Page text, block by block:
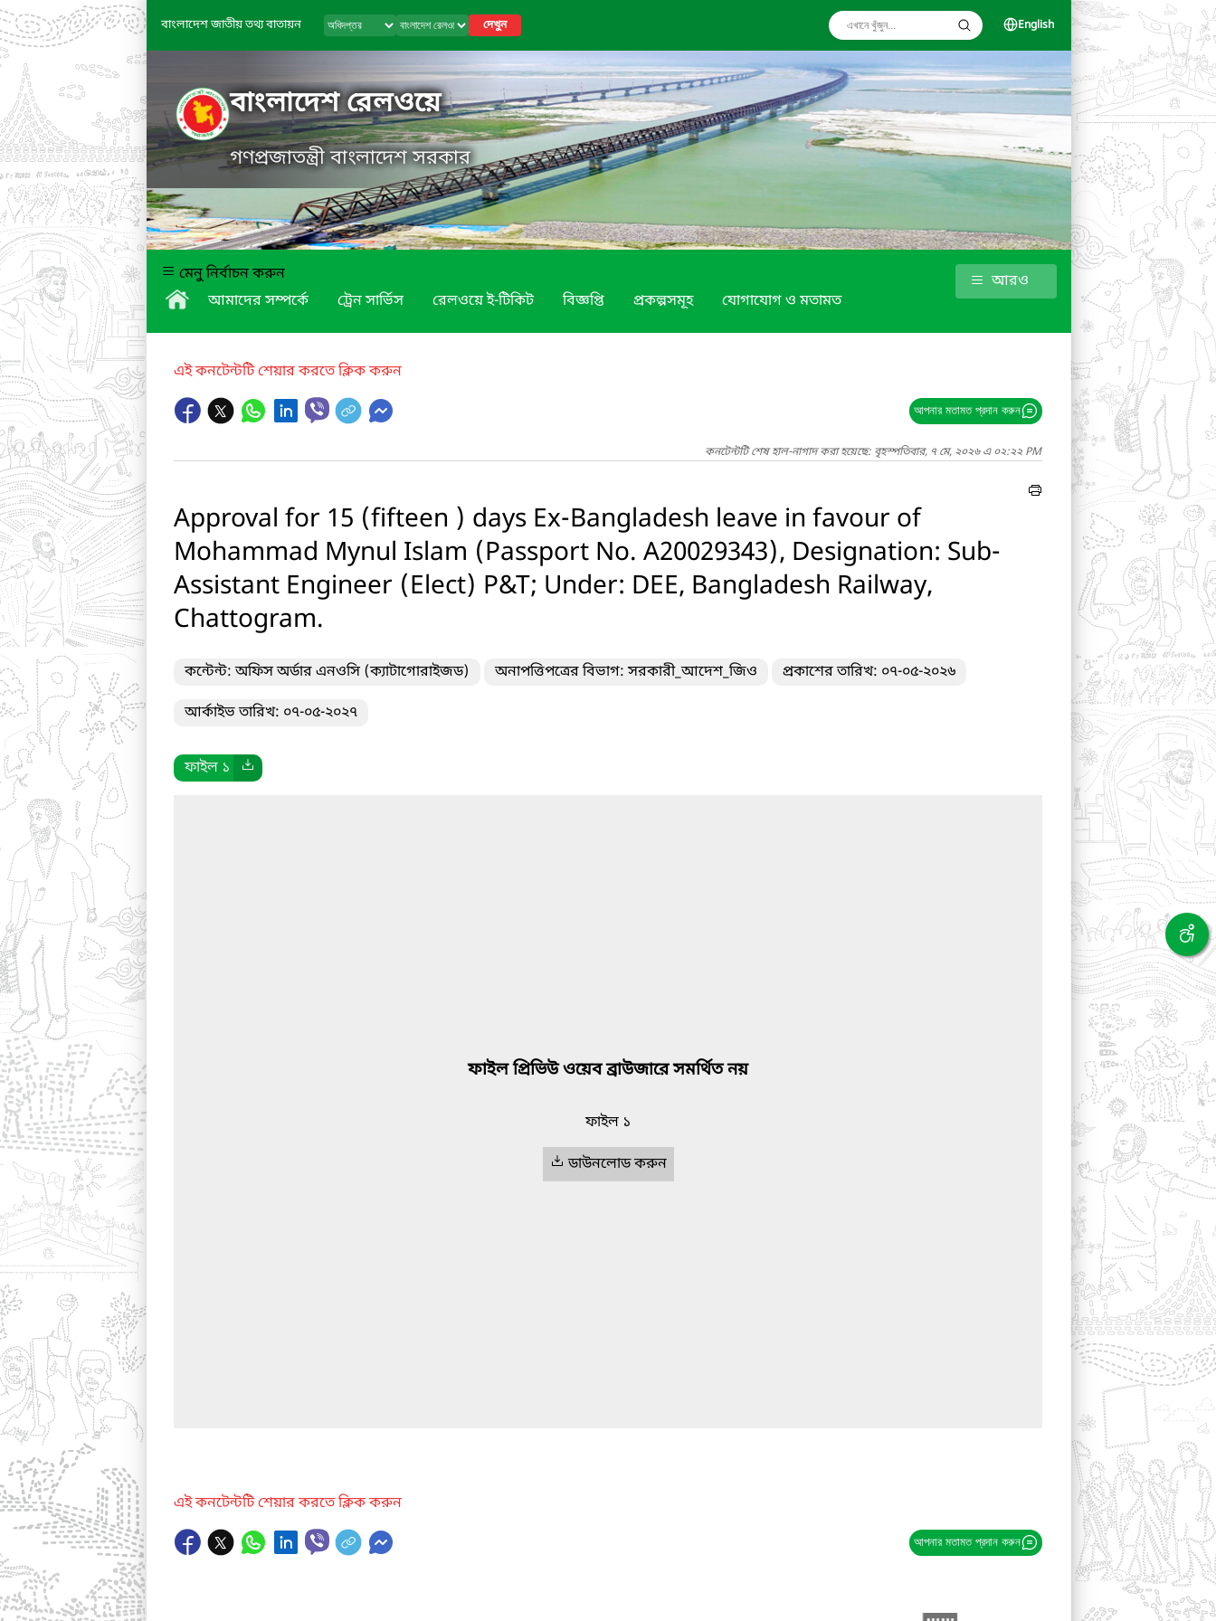
বাংলাদেশ জাতীয় তথ্য বাতায়ন দেখুন English
বাংলাদেশ রেলওয়ে
গণপ্রজাতন্ত্রী বাংলাদেশ সরকার
মেনু নির্বাচন করুন
আমাদের সম্পর্কে
ট্রেন সার্ভিস রেলওয়ে ই-টিকিট বিজ্ঞপ্তি প্রকল্পসমূহ যোগাযোগ ও মতামত
আরও
এই কনটেন্টটি শেয়ার করতে ক্লিক করুন
আপনার মতামত প্রদান করুন
কনটেন্টটি শেষ হাল-নাগাদ করা হয়েছে: বৃহস্পতিবার, ৭ মে, ২০২৬ এ ০২:২২ PM
Approval for 15 (fifteen ) days Ex-Bangladesh leave in favour of
Mohammad Mynul Islam (Passport No. A20029343), Designation: Sub-
Assistant Engineer (Elect) P&T; Under: DEE, Bangladesh Railway,
Chattogram.
কন্টেন্ট: অফিস অর্ডার এনওসি (ক্যাটাগোরাইজড) অনাপত্তিপত্রের বিভাগ: সরকারী_আদেশ_জিও প্রকাশের তারিখ: ০৭-০৫-২০২৬
আর্কাইভ তারিখ: ০৭-০৫-২০২৭
ফাইল ১
ফাইল প্রিভিউ ওয়েব ব্রাউজারে সমর্থিত নয়
ফাইল ১
ডাউনলোড করুন
এই কনটেন্টটি শেয়ার করতে ক্লিক করুন
আপনার মতামত প্রদান করুন